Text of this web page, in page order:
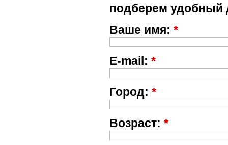
подберем удобный
Ваше имя: *
E-mail: *
Город: *
Возраст: *